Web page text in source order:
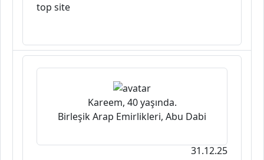
top site
Kareem, 40 yaşında.
Birleşik Arap Emirlikleri, Abu Dabi
31.12.25